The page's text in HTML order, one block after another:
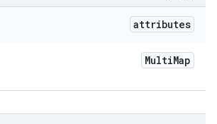
attributes
MultiMap